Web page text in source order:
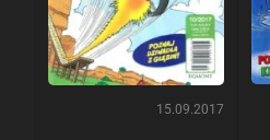
15.09.2017